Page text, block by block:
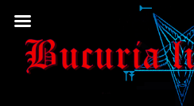
to